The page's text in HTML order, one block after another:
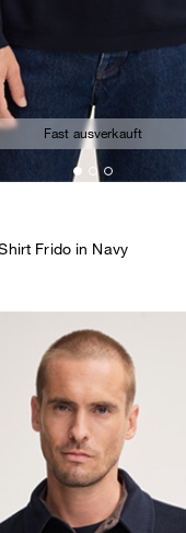
Fast ausverkauft
Frido in Navy